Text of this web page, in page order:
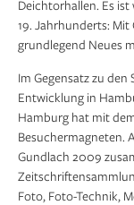
Deichtorhallen. Es
19. Jahrhunderts:
grund­legend Neues
Im Gegensatz zu
Entwicklung in
Hamburg hat mit
Besuchermagneten.
Gundlach 2009
Foto, Foto-Technik,